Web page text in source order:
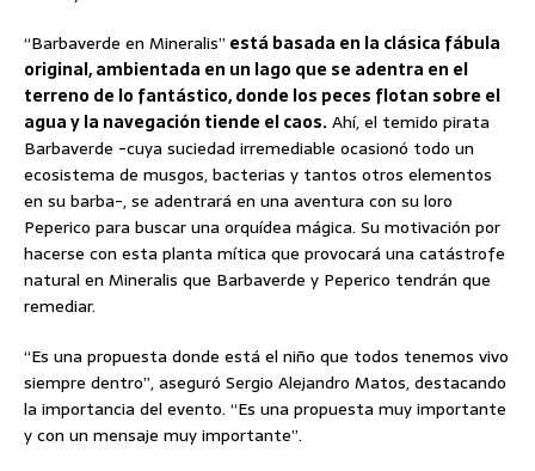
“Barbaverde en Mineralis” está basada en la clásica fábula
original, ambientada en un lago que se adentra en el
terreno de lo fantástico, donde los peces flotan sobre el
agua y la navegación tiende el caos.Ahí, el temido pirata
Barbaverde -cuya suciedad irremediable ocasionó todo un
ecosistema de musgos, bacterias y tantos otros elementos
en su barba-, se adentrará en una aventura con su loro
Peperico para buscar una orquídea mágica. Su motivación por
hacerse con esta planta mítica que provocará una catástrofe
natural en Mineralis que Barbaverde y Peperico tendrán que
remediar.
“Es una propuesta donde está el niño que todos tenemos vivo
siempre dentro”, aseguró Sergio Alejandro Matos, destacando
la importancia del evento. “Es una propuesta muy importante
y con un mensaje muy importante”.